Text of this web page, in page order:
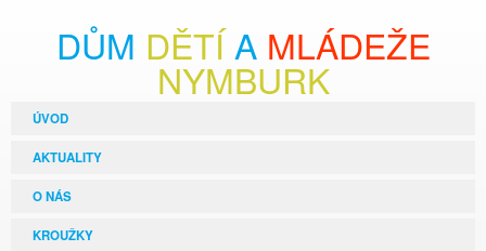
DŮM DĚTÍ A MLÁDEŽE
NYMBURK
ÚVOD
AKTUALITY
O NÁS
KROUŽKY